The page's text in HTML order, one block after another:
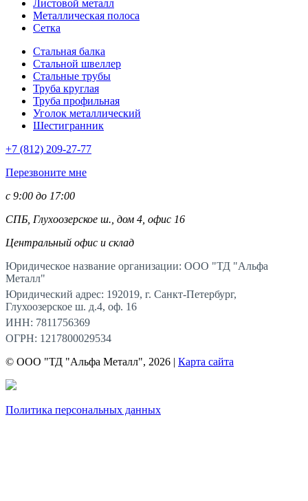
Листовой металл
Металлическая полоса
Сетка
Стальная балка
Стальной швеллер
Стальные трубы
Труба круглая
Труба профильная
Уголок металлический
Шестигранник
+7 (812) 209-27-77
Перезвоните мне
с 9:00 до 17:00
СПБ, Глухоозерское ш., дом 4, офис 16
Центральный офис и склад
Юридическое название организации: ООО "ТД "Альфа
Металл"
Юридический адрес: 192019, г. Санкт-Петербург,
Глухоозерское ш. д.4, оф. 16
ИНН: 7811756369
ОГРН: 1217800029534
© ООО "ТД "Альфа Металл", 2026 | Карта сайта
Политика персональных данных